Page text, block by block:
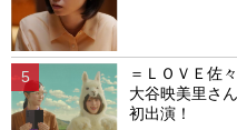
＝ＬＯＶＥ佐
大谷映美里さ
初出演！